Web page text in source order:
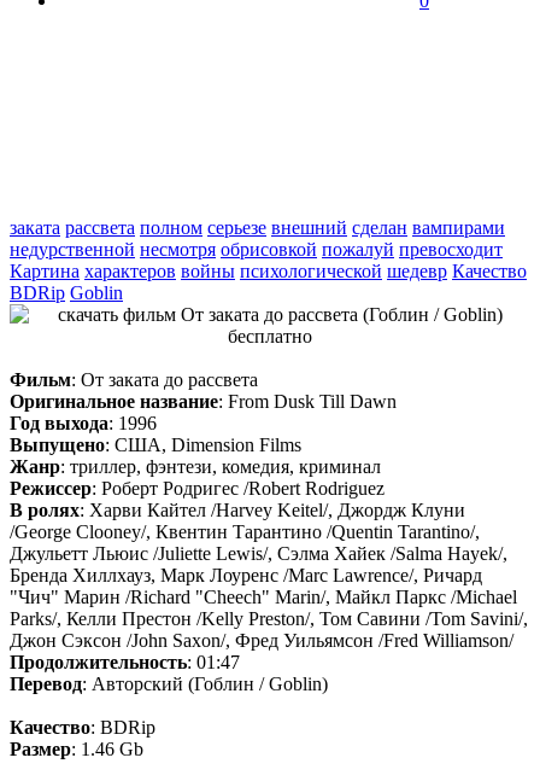
заката рассвета полном серьезе внешний сделан вампирами
недурственной несмотря обрисовкой пожалуй превосходит
Картина характеров войны психологической шедевр Качество
BDRip Goblin
Фильм: От заката до рассвета
Оригинальное название: From Dusk Till Dawn
Год выхода: 1996
Выпущено: США, Dimension Films
Жанр: триллер, фэнтези, комедия, криминал
Режиссер: Роберт Родригес /Robert Rodriguez
В ролях: Харви Кайтел /Harvey Keitel/, Джордж Клуни
/George Clooney/, Квентин Тарантино /Quentin Tarantino/,
Джульетт Льюис /Juliette Lewis/, Сэлма Хайек /Salma Hayek/,
Бренда Хиллхауз, Марк Лоуренс /Marc Lawrence/, Ричард
"Чич" Марин /Richard "Cheech" Marin/, Майкл Паркс /Michael
Parks/, Келли Престон /Kelly Preston/, Том Савини /Tom Savini/,
Джон Сэксон /John Saxon/, Фред Уильямсон /Fred Williamson/
Продолжительность: 01:47
Перевод: Авторский (Гоблин / Goblin)
Качество: BDRip
Размер: 1.46 Gb